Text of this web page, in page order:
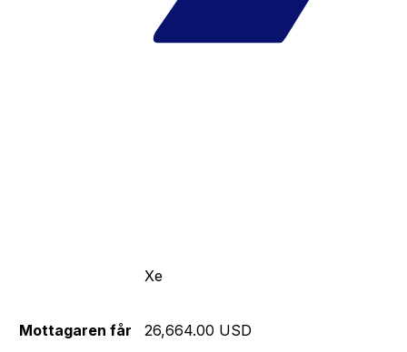
Xe
Mottagaren får
26,664.00 USD